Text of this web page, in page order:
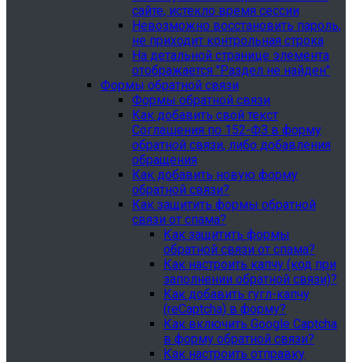
сайте, истекло время сессии
Невозможно восстановить пароль,
не приходит контрольная строка
На детальной странице элемента
отображается "Раздел не найден"
Формы обратной связи
Формы обратной связи
Как добавить свой текст
Соглашения по 152-ФЗ в форму
обратной связи, либо добавления
обращения
Как добавить новую форму
обратной связи?
Как защитить формы обратной
связи от спама?
Как защитить формы
обратной связи от спама?
Как настроить капчу (код при
заполнении обратной связи)?
Как добавить гугл-капчу
(reCaptcha) в форму?
Как включить Google Captcha
в форму обратной связи?
Как настроить отправку